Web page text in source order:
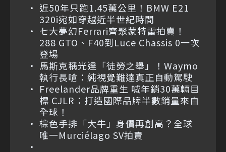
近50年只跑1.45萬公里！BMW E21
320i宛如穿越近半世紀時間
七大夢幻Ferrari齊聚蒙特雷拍賣！
288 GTO、F40到Luce Chassis 0一次
登場
馬斯克稱光達「徒勞之舉」！Waymo
執行長嗆：純視覺難達真正自動駕駛
Freelander品牌重生 喊年銷30萬輛目
標 CJLR：打造國際品牌半數銷量來自
全球！
棕色手排「大牛」身價再創高？全球
唯一Murciélago SV拍賣